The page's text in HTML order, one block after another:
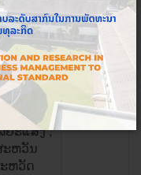
by ສຸລິ
ນຕິສຸກ ,
ບຸນສຸລິ
ລາວັນ ພູ
Hits: 189
by ສະ
ຍະແສງ ,
ຫວັນ
ຫວັດ
Hits: 177